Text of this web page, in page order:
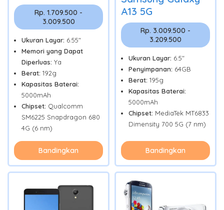
Rp. 1.709.500 -
3.009.500
Ukuran Layar: 6.55"
Memori yang Dapat
Diperluas: Ya
Berat: 192g
Kapasitas Baterai:
5000mAh
Chipset: Qualcomm
SM6225 Snapdragon 680
4G (6 nm)
Bandingkan
A13 5G
Rp. 3.009.500 -
3.209.500
Ukuran Layar: 6.5"
Penyimpanan: 64GB
Berat: 195g
Kapasitas Baterai:
5000mAh
Chipset: MediaTek MT6833
Dimensity 700 5G (7 nm)
Bandingkan